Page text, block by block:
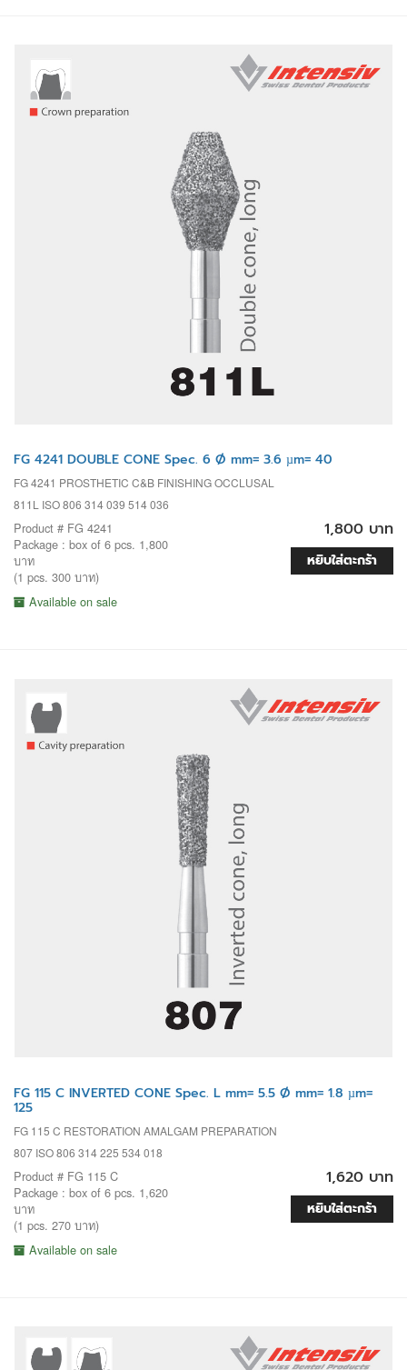
FG 4241 DOUBLE CONE Spec. 6 Ø mm= 3.6 µm= 40
FG 4241 PROSTHETIC C&B FINISHING OCCLUSAL
811L ISO 806 314 039 514 036
Product # FG 4241
Package : box of 6 pcs. 1,800
บาท
(1 pcs. 300 บาท)
Available on sale
1,800 บาท
หยิบใส่ตะกร้า
FG 115 C INVERTED CONE Spec. L mm= 5.5 Ø mm= 1.8 µm=
125
FG 115 C RESTORATION AMALGAM PREPARATION
807 ISO 806 314 225 534 018
Product # FG 115 C
Package : box of 6 pcs. 1,620
บาท
(1 pcs. 270 บาท)
Available on sale
1,620 บาท
หยิบใส่ตะกร้า